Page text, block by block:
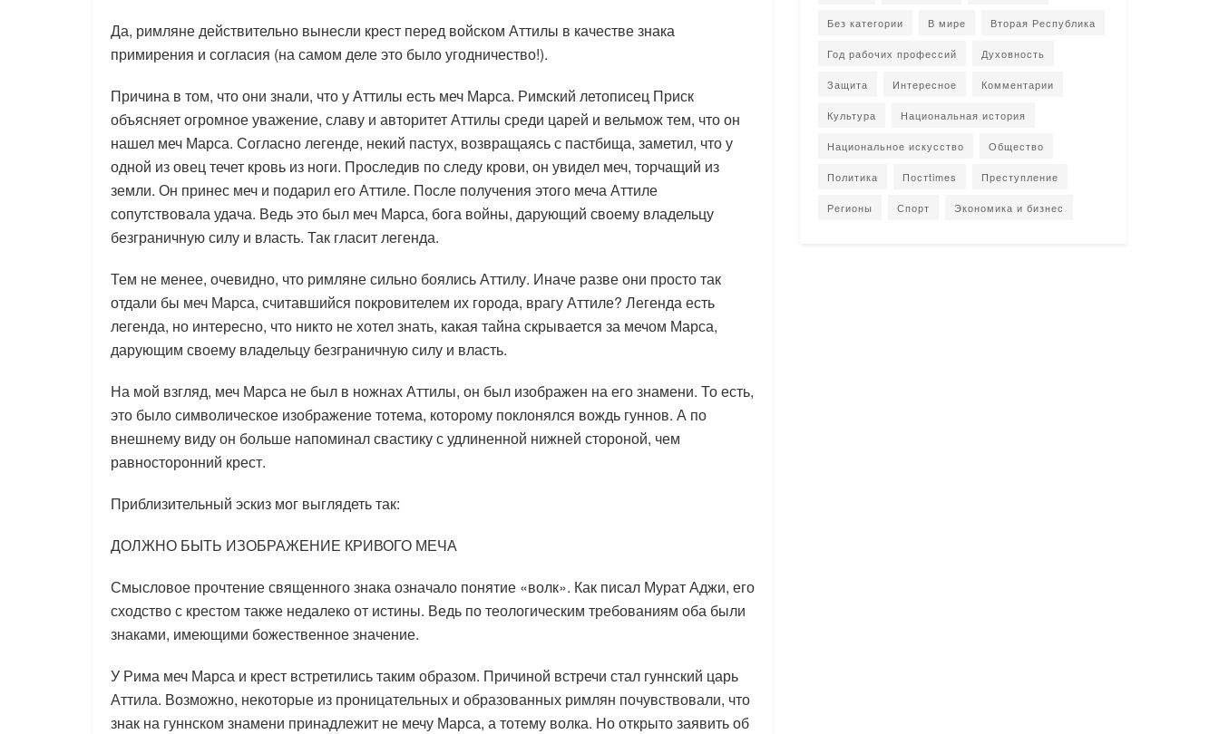
Да, римляне действительно вынесли крест перед войском Аттилы в качестве знака
примирения и согласия (на самом деле это было угодничество!).
Причина в том, что они знали, что у Аттилы есть меч Марса. Римский летописец Приск
объясняет огромное уважение, славу и авторитет Аттилы среди царей и вельмож тем, что он
нашел меч Марса. Согласно легенде, некий пастух, возвращаясь с пастбища, заметил, что у
одной из овец течет кровь из ноги. Проследив по следу крови, он увидел меч, торчащий из
земли. Он принес меч и подарил его Аттиле. После получения этого меча Аттиле
сопутствовала удача. Ведь это был меч Марса, бога войны, дарующий своему владельцу
безграничную силу и власть. Так гласит легенда.
Тем не менее, очевидно, что римляне сильно боялись Аттилу. Иначе разве они просто так
отдали бы меч Марса, считавшийся покровителем их города, врагу Аттиле? Легенда есть
легенда, но интересно, что никто не хотел знать, какая тайна скрывается за мечом Марса,
дарующим своему владельцу безграничную силу и власть.
На мой взгляд, меч Марса не был в ножнах Аттилы, он был изображен на его знамени. То есть,
это было символическое изображение тотема, которому поклонялся вождь гуннов. А по
внешнему виду он больше напоминал свастику с удлиненной нижней стороной, чем
равносторонний крест.
Приблизительный эскиз мог выглядеть так:
ДОЛЖНО БЫТЬ ИЗОБРАЖЕНИЕ КРИВОГО МЕЧА
Смысловое прочтение священного знака означало понятие «волк». Как писал Мурат Аджи, его
сходство с крестом также недалеко от истины. Ведь по теологическим требованиям оба были
знаками, имеющими божественное значение.
У Рима меч Марса и крест встретились таким образом. Причиной встречи стал гуннский царь
Аттила. Возможно, некоторые из проницательных и образованных римлян почувствовали, что
знак на гуннском знамени принадлежит не мечу Марса, а тотему волка. Но открыто заявить об
Без категории В мире Вторая Республика
Год рабочих профессий Духовность
Защита Интересное Комментарии
Культура Национальная история
Национальное искусство Общество
Политика Постtimes Преступление
Регионы Спорт Экономика и бизнес